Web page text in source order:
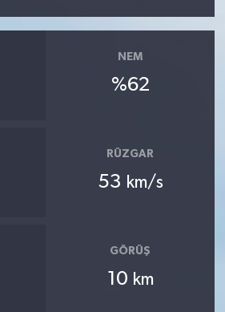
NEM
%62
RÜZGAR
53 km/s
GÖRÜŞ
10 km